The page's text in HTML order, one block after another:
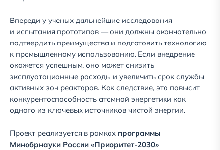
Впереди у ученых дальнейшие исследования
и испытания прототипов — они должны окончательно
подтвердить преимущества и подготовить технологию
к промышленному использованию. Если внедрение
окажется успешным, оно может снизить
эксплуатационные расходы и увеличить срок службы
активных зон реакторов. Как следствие, это повысит
конкурентоспособность атомной энергетики как
одного из ключевых источников чистой энергии.
Проект реализуется в рамках программы
Минобрнауки России «Приоритет-2030»